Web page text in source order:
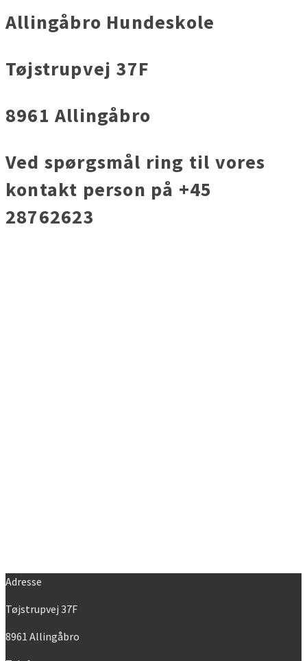
Allingåbro Hundeskole
Tøjstrupvej 37F
8961 Allingåbro
Ved spørgsmål ring til vores
kontakt person på +45
28762623
Adresse
Tøjstrupvej 37F
8961 Allingåbro